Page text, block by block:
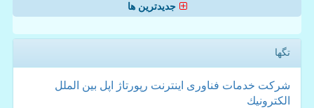
جدیدترین ها
تگها
شركت خدمات فناوری اینترنت رپورتاژ اپل بین الملل
الكترونیك